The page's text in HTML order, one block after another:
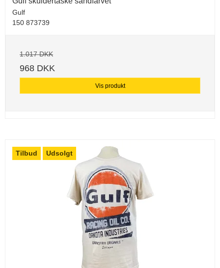
Gulf
150 873739
1.017 DKK
968 DKK
Vis produkt
Tilbud Udsolgt